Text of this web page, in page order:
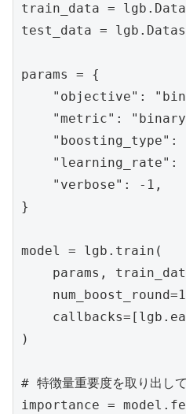
train_data =
test_data =
params = {
"objective":
"metric":
"boosting_type":
"learning_rate":
    "verbose": -1,
}
model = lgb.train(
params,
)
# 特徴量重要度を取り出し
importance =